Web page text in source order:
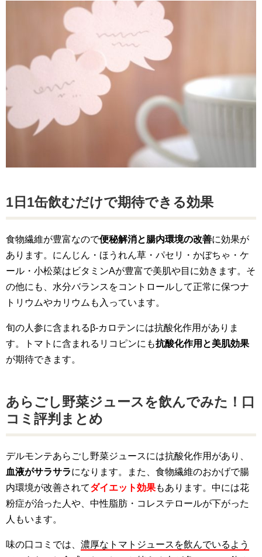
1日1缶飲むだけで期待できる効果
食物繊維が豊富なので便秘解消と腸内環境の改善に効果が
あります。にんじん・ほうれん草・パセリ・かぼちゃ・ケ
ール・小松菜はビタミンAが豊富で美肌や目に効きます。そ
の他にも、水分バランスをコントロールして正常に保つナ
トリウムやカリウムも入っています。
旬の人参に含まれるβ-カロテンには抗酸化作用がありま
す。トマトに含まれるリコピンにも抗酸化作用と美肌効果
が期待できます。
あらごし野菜ジュースを飲んでみた！口
コミ評判まとめ
デルモンテあらごし野菜ジュースには抗酸化作用があり、
血液がサラサラになります。また、食物繊維のおかげで腸
内環境が改善されてダイエット効果もあります。中には花
粉症が治った人や、中性脂肪・コレステロールが下がった
人もいます。
味の口コミでは、 濃厚なトマトジュースを飲んでいるよう